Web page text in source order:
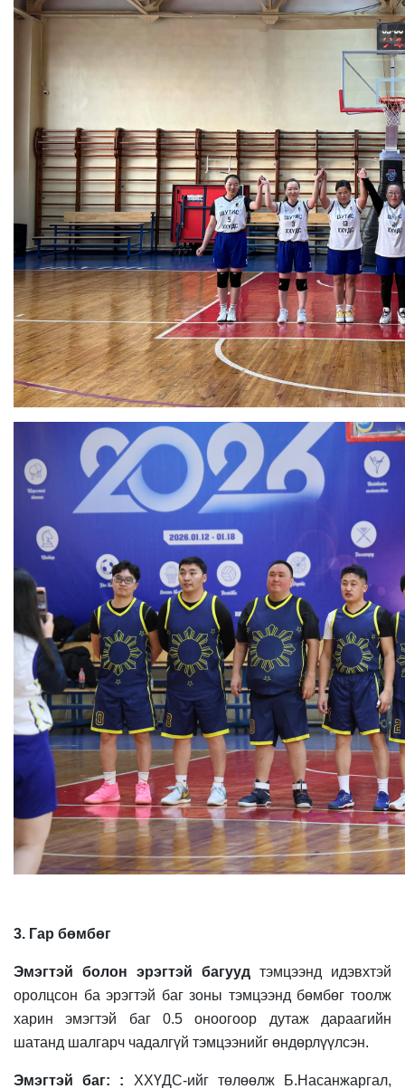
3. Гар бөмбөг
Эмэгтэй болон эрэгтэй багууд тэмцээнд идэвхтэй
оролцсон ба эрэгтэй баг зоны тэмцээнд бөмбөг тоолж
харин эмэгтэй баг 0.5 оноогоор дутаж дараагийн
шатанд шалгарч чадалгүй тэмцээнийг өндөрлүүлсэн.
Эмэгтэй баг: : ХХҮДС-ийг төлөөлж Б.Насанжаргал,